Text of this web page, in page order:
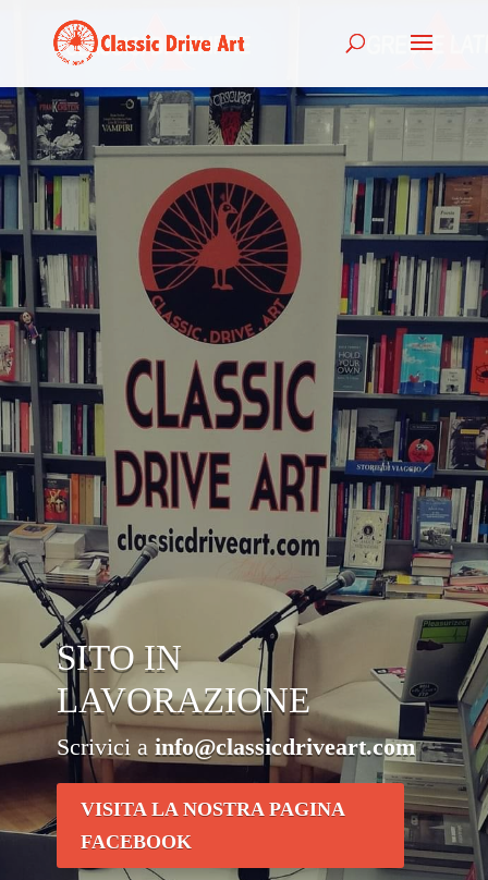
SITO IN
LAVORAZIONE
Scrivici a info@classicdriveart.com
VISITA LA NOSTRA PAGINA
FACEBOOK